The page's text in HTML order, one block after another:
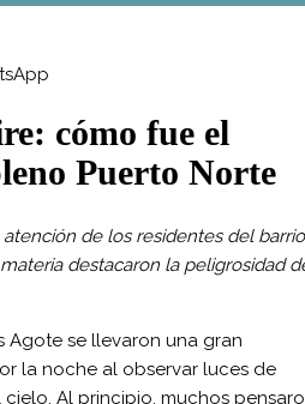
cómo fue el
Puerto Norte
de los residentes del barrio
destacaron la peligrosidad
Agote se llevaron una gran
la noche al observar luces de
Al principio, muchos